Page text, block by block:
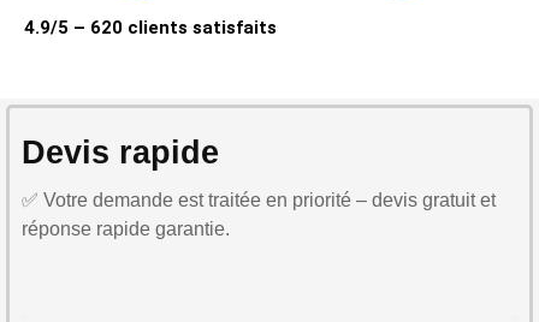
4.9/5 – 620 clients satisfaits
Devis rapide
✅ Votre demande est traitée en priorité – devis gratuit et
réponse rapide garantie.